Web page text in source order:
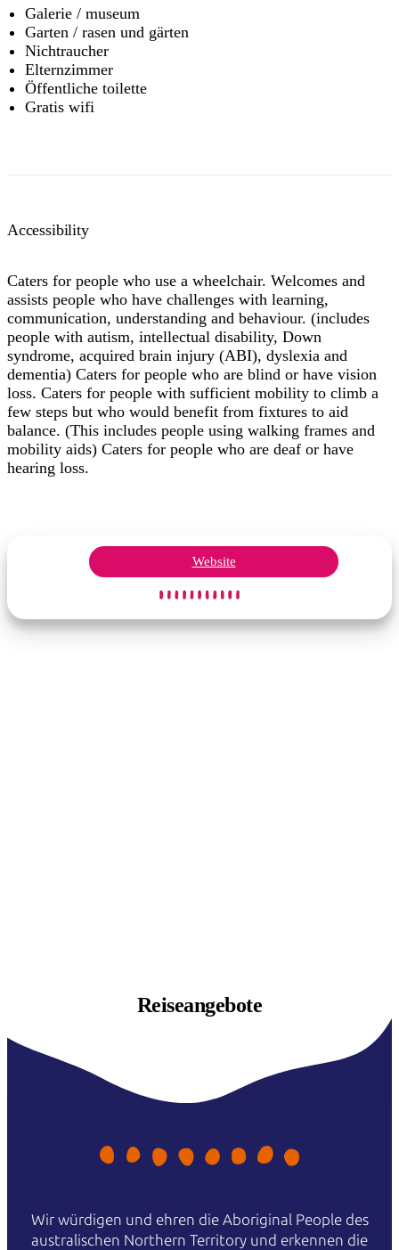
Galerie / museum
Garten / rasen und gärten
Nichtraucher
Elternzimmer
Öffentliche toilette
Gratis wifi
Accessibility
Caters for people who use a wheelchair. Welcomes and
assists people who have challenges with learning,
communication, understanding and behaviour. (includes
people with autism, intellectual disability, Down
syndrome, acquired brain injury (ABI), dyslexia and
dementia) Caters for people who are blind or have vision
loss. Caters for people with sufficient mobility to climb a
few steps but who would benefit from fixtures to aid
balance. (This includes people using walking frames and
mobility aids) Caters for people who are deaf or have
hearing loss.
Website
Reiseangebote
Wir würdigen und ehren die Aboriginal People des
australischen Northern Territory und erkennen die